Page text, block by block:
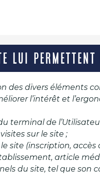
LUI
des divers éléments
l’intérêt et
terminal de
sur le site ;
site (inscription, accès
article
du site, tel que son